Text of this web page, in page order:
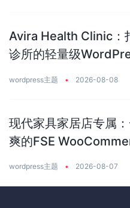
Avira Health Clinic：
诊所的轻量级
wordpress主题 • 2026-08-08
现代家具家居店专属
爽的FSE
wordpress主题 • 2026-08-07